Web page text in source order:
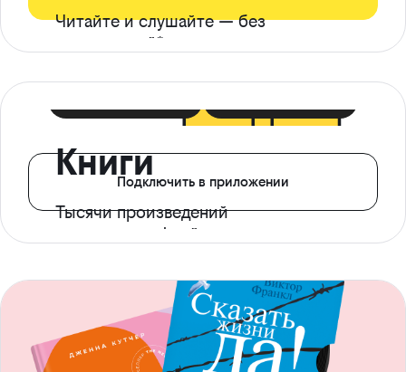
Читайте и слушайте — без
ограничений*
Книги
Тысячи произведений
с доступом офлайн
Подключить в приложении